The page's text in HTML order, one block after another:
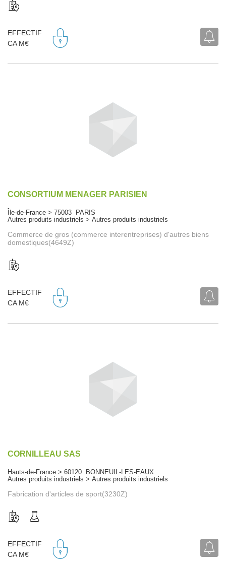
EFFECTIF
CA M€
CONSORTIUM MENAGER PARISIEN
Île-de-France > 75003 PARIS
Autres produits industriels > Autres produits industriels
Commerce de gros (commerce interentreprises) d'autres biens
domestiques(4649Z)
EFFECTIF
CA M€
CORNILLEAU SAS
Hauts-de-France > 60120 BONNEUIL-LES-EAUX
Autres produits industriels > Autres produits industriels
Fabrication d'articles de sport(3230Z)
EFFECTIF
CA M€